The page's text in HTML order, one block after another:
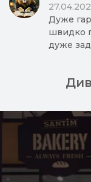
Дуже
швидко
дуже